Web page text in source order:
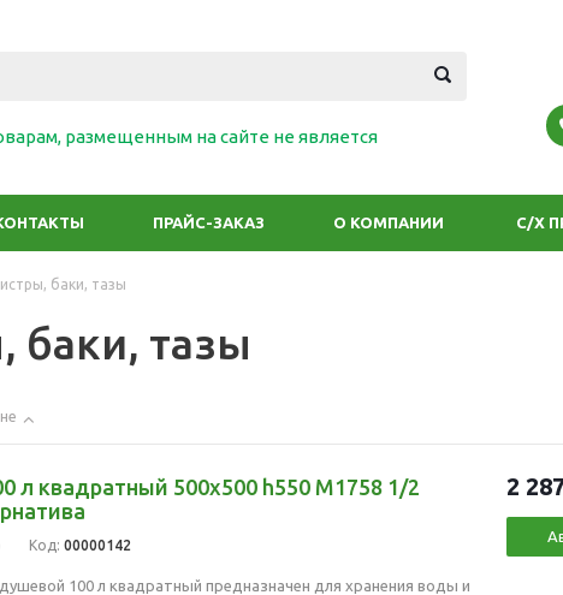
размещенным на сайте не является
ПРАЙС-ЗАКАЗ О КОМПАНИИ С/Х
баки, тазы
баки, тазы
л квадратный 500x500 h550 М1758 1/2
Код: 00000142
100 л квадратный предназначен для хранения воды и
2